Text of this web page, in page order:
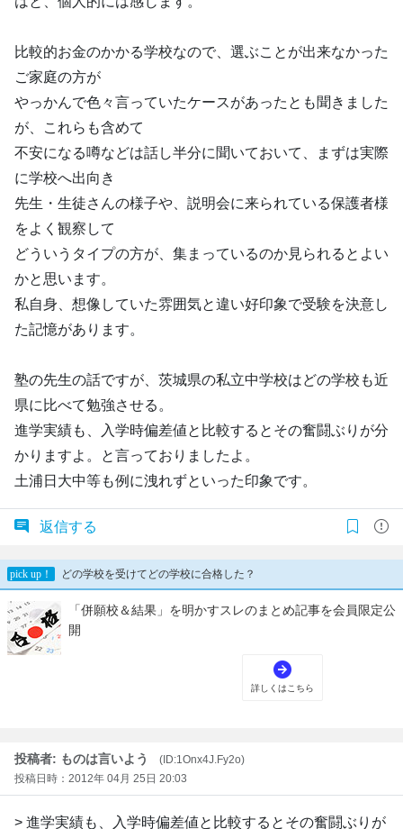
比較的お金のかかる学校なので、選ぶことが出来なかった
ご家庭の方が
やっかんで色々言っていたケースがあったとも聞きました
が、これらも含めて
不安になる噂などは話し半分に聞いておいて、まずは実際
に学校へ出向き
先生・生徒さんの様子や、説明会に来られている保護者様
をよく観察して
どういうタイプの方が、集まっているのか見られるとよい
かと思います。
私自身、想像していた雰囲気と違い好印象で受験を決意し
た記憶があります。
塾の先生の話ですが、茨城県の私立中学校はどの学校も近
県に比べて勉強させる。
進学実績も、入学時偏差値と比較するとその奮闘ぶりが分
かりますよ。と言っておりましたよ。
土浦日大中等も例に洩れずといった印象です。
返信する
投稿者: ものは言いよう
(ID:1Onx4J.Fy2o)
投稿日時：2012年 04月 25日 20:03
> 進学実績も、入学時偏差値と比較するとその奮闘ぶりが